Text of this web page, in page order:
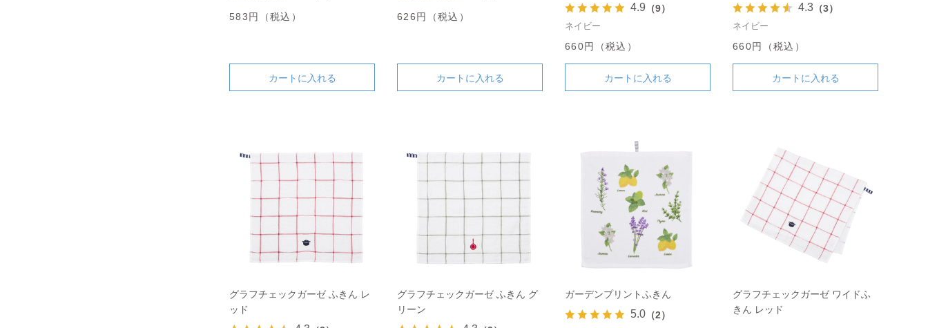
583円（税込）
カートに入れる
626円（税込）
カートに入れる
4.9 （9）
ネイビー
660円（税込）
カートに入れる
4.3 （3）
ネイビー
660円（税込）
カートに入れる
グラフチェックガーゼ ふきん レ
ッド
グラフチェックガーゼ ふきん グ
リーン
ガーデンプリントふきん
5.0 （2）
グラフチェックガーゼ ワイドふ
きん レッド